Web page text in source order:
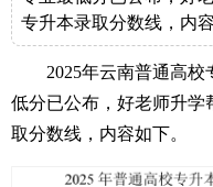
专升本录取分数线，内容
2025年云南普通高
低分已公布，好老师升学
取分数线，内容如下。